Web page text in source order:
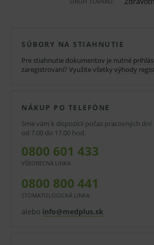
bezprašné otvorenie balenia a
Spĺňa požiadavky normy EN 868-5,
Vlastnosti a výhody:
sterilizačná rolka
priehľadné
sterilizácia parou
polyester a polypropylén
modrej farby
SÚBORY NA STIAHNUTIE
Pre stiahnutie dokumentov je nutné
zaregistrovaní? Využite všetky výhody
NÁKUP PO TELEFÓNE
Sme vám k dispozícii počas pracovných dní
od 7.00 do 17.00 hod.
0800 601 433
VŠEOBECNÁ LINKA
0800 800 441
STOMATOLOGICKÁ LINKA
alebo info@medplus.sk